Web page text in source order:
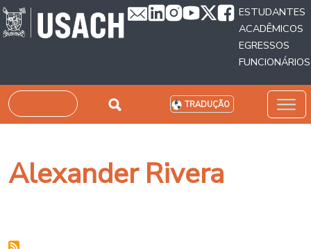
Passar para o conteúdo principal
ESTUDANTES
ACADÊMICOS
EGRESSOS
FUNCIONÁRIOS
Pesquisar TRADUÇÃO
Alexander Rivera